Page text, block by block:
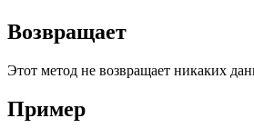
Возвращает
Этот метод не возвращает никаких
Пример